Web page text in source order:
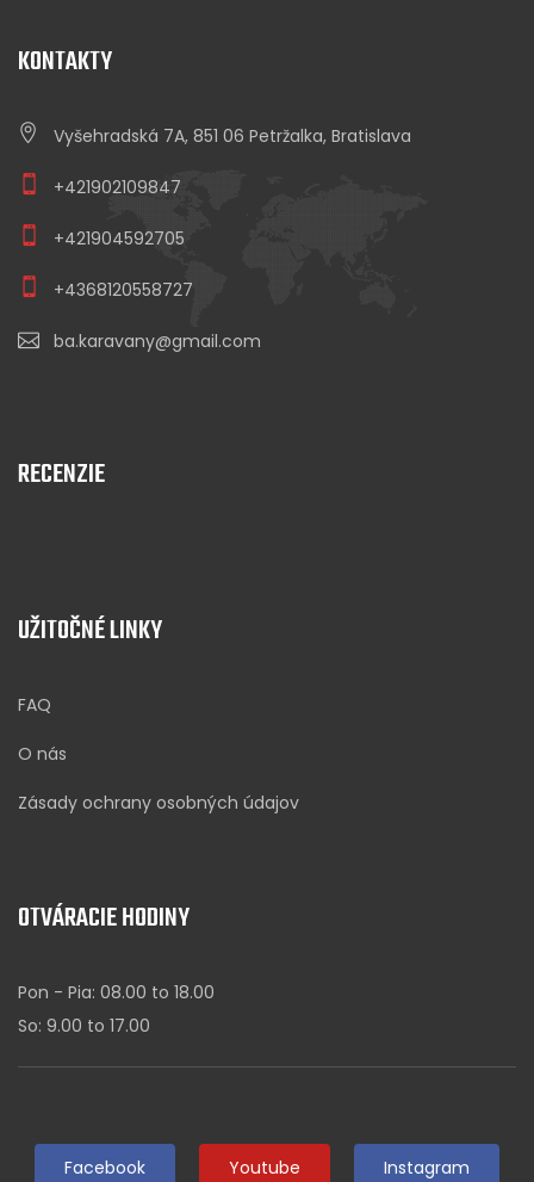
KONTAKTY
Vyšehradská 7A, 851 06 Petržalka, Bratislava
+421902109847
+421904592705
+4368120558727
ba.karavany@gmail.com
RECENZIE
UŽITOČNÉ LINKY
FAQ
O nás
Zásady ochrany osobných údajov
OTVÁRACIE HODINY
Pon - Pia: 08.00 to 18.00
So: 9.00 to 17.00
Facebook Youtube Instagram